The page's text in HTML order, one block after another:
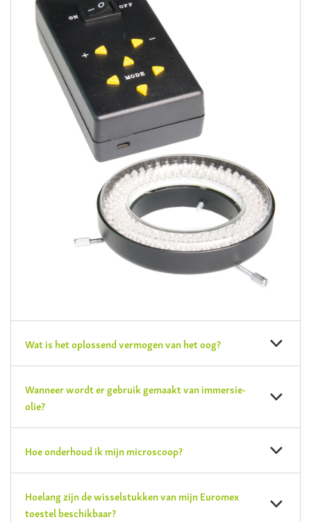
Wat is het oplossend vermogen van het oog?
Wanneer wordt er gebruik gemaakt van immersie-
olie?
Hoe onderhoud ik mijn microscoop?
Hoelang zijn de wisselstukken van mijn Euromex
toestel beschikbaar?